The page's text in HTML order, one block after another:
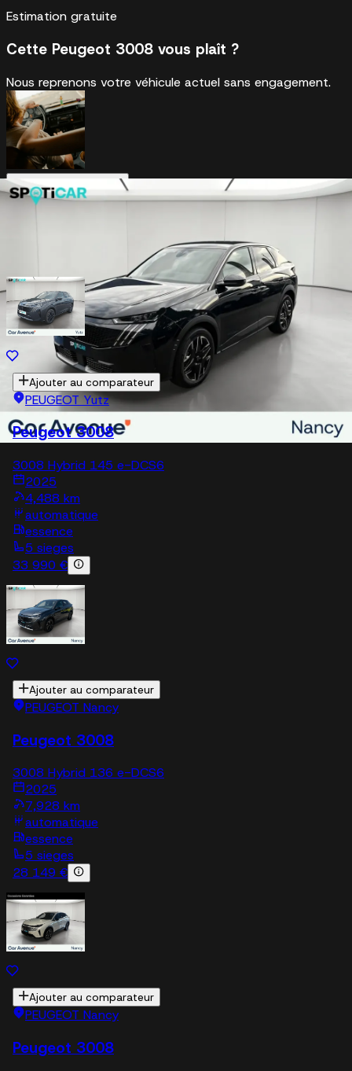
Estimation gratuite
Cette Peugeot 3008 vous plaît ?
Nous reprenons votre véhicule actuel sans engagement.
Estimer mon véhicule
En savoir plus
Véhicules similaires
Ajouter au comparateur
PEUGEOT Yutz
Peugeot 3008
3008 Hybrid 145 e-DCS6
2025
4,488 km
automatique
essence
5 sieges
33 990 €
Ajouter au comparateur
PEUGEOT Nancy
Peugeot 3008
3008 Hybrid 136 e-DCS6
2025
7,928 km
automatique
essence
5 sieges
28 149 €
Ajouter au comparateur
PEUGEOT Nancy
Peugeot 3008